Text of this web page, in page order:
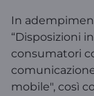
In
“Disposizioni
consumatori
mobile", così